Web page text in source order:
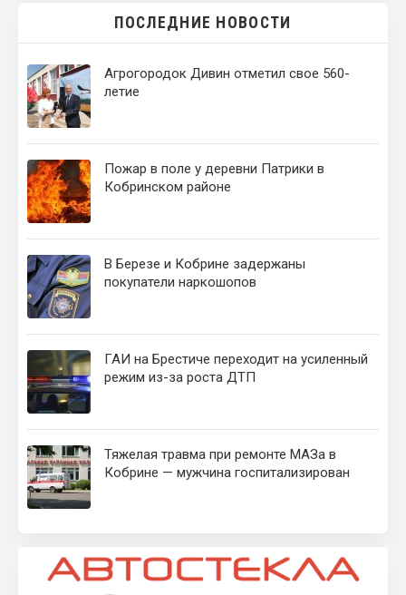
ПОСЛЕДНИЕ НОВОСТИ
Агрогородок Дивин отметил свое 560-
летие
Пожар в поле у деревни Патрики в
Кобринском районе
В Березе и Кобрине задержаны
покупатели наркошопов
ГАИ на Брестиче переходит на усиленный
режим из-за роста ДТП
Тяжелая травма при ремонте МАЗа в
Кобрине — мужчина госпитализирован